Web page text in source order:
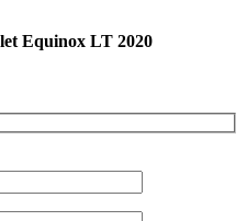
Equinox LT 2020